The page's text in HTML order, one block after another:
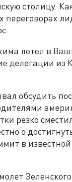
столицу.
переговорах
летел в
делегации из
обсудить
резко
о
в